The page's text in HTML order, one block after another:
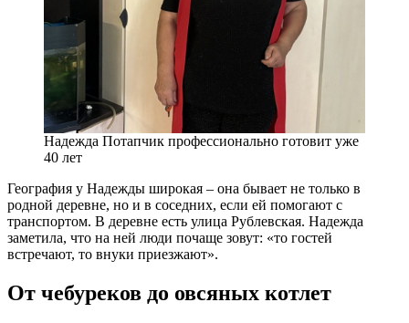
Надежда Потапчик профессионально готовит уже
40 лет
География у Надежды широкая – она бывает не только в
родной деревне, но и в соседних, если ей помогают с
транспортом. В деревне есть улица Рублевская. Надежда
заметила, что на ней люди почаще зовут: «то гостей
встречают, то внуки приезжают».
От чебуреков до овсяных котлет